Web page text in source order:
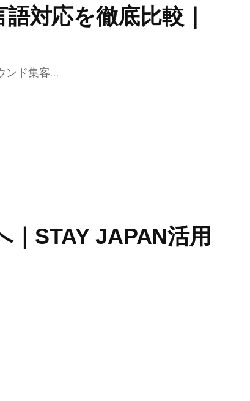
対応を徹底比較｜
ンド集客…
STAY JAPAN活用